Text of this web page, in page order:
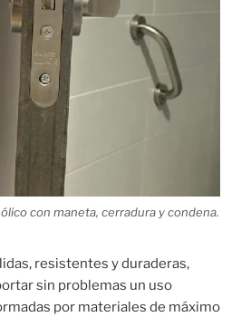
con maneta, cerradura y condena.
resistentes y duraderas,
sin problemas un uso
por materiales de máximo